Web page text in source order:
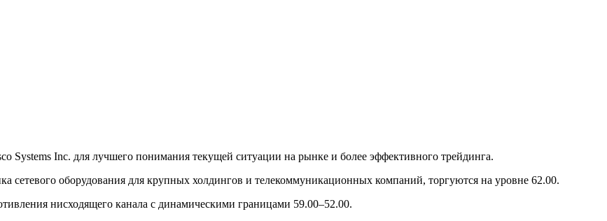
Systems Inc. для лучшего понимания текущей ситуации на рынке и более эффективного трейдинга.
сетевого оборудования для крупных холдингов и телекоммуникационных компаний, торгуются на уровне 62.00.
нисходящего канала с динамическими границами 59.00–52.00.